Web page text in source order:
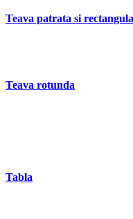
Teava patrata si
Teava rotunda
Tabla